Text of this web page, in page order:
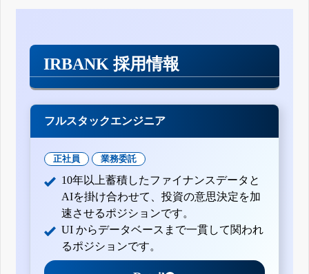
IRBANK 採用情報
フルスタックエンジニア
正社員 業務委託
10年以上蓄積したファイナンスデータと
AIを掛け合わせて、投資の意思決定を加
速させるポジションです。
UI からデータベースまで一貫して関われ
るポジションです。